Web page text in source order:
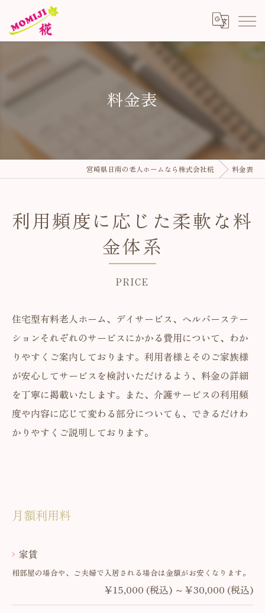
料金表
宮崎県日南の老人ホームなら株式会社椛 料金表
利用頻度に応じた柔軟な料
金体系
PRICE
住宅型有料老人ホーム、デイサービス、ヘルパーステー
ションそれぞれのサービスにかかる費用について、わか
りやすくご案内しております。利用者様とそのご家族様
が安心してサービスを検討いただけるよう、料金の詳細
を丁寧に掲載いたします。また、介護サービスの利用頻
度や内容に応じて変わる部分についても、できるだけわ
かりやすくご説明しております。
月額利用料
家賃
相部屋の場合や、ご夫婦で入居される場合は金額がお安くなります。
￥15,000 (税込) ～￥30,000 (税込)